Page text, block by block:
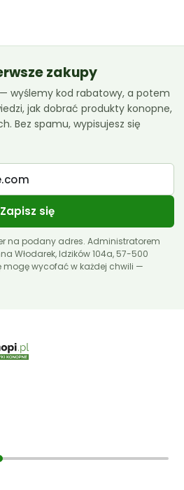
zakupy
wyślemy kod rabatowy, a potem
jak dobrać produkty konopne,
Bez spamu, wypisujesz się
Zapisz się
na podany adres. Administratorem
Włodarek, Idzików 104a, 57-500
mogę wycofać w każdej chwili —